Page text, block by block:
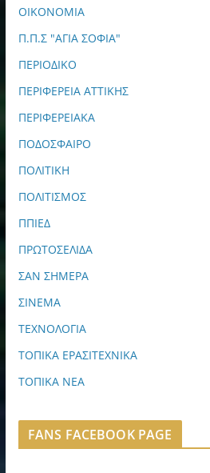
ΟΙΚΟΝΟΜΙΑ
Π.Π.Σ "ΑΓΙΑ ΣΟΦΙΑ"
ΠΕΡΙΟΔΙΚΟ
ΠΕΡΙΦΕΡΕΙΑ ΑΤΤΙΚΗΣ
ΠΕΡΙΦΕΡΕΙΑΚΑ
ΠΟΔΟΣΦΑΙΡΟ
ΠΟΛΙΤΙΚΗ
ΠΟΛΙΤΙΣΜΟΣ
ΠΠΙΕΔ
ΠΡΩΤΟΣΕΛΙΔΑ
ΣΑΝ ΣΗΜΕΡΑ
ΣΙΝΕΜΑ
ΤΕΧΝΟΛΟΓΙΑ
ΤΟΠΙΚΑ ΕΡΑΣΙΤΕΧΝΙΚΑ
ΤΟΠΙΚΑ ΝΕΑ
FANS FACEBOOK PAGE